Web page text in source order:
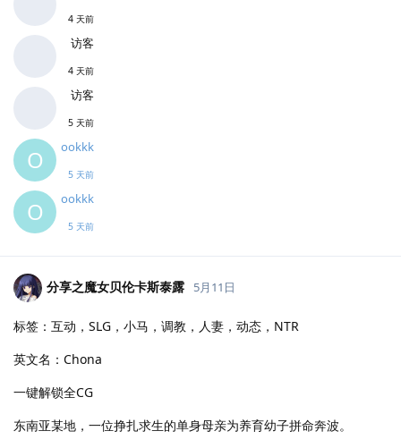
4 天前
访客
4 天前
访客
5 天前
O ookkk
5 天前
O ookkk
5 天前
分享之魔女贝伦卡斯泰露 5月11日
标签：互动，SLG，小马，调教，人妻，动态，NTR
英文名：Chona
一键解锁全CG
东南亚某地，一位挣扎求生的单身母亲为养育幼子拼命奔波。